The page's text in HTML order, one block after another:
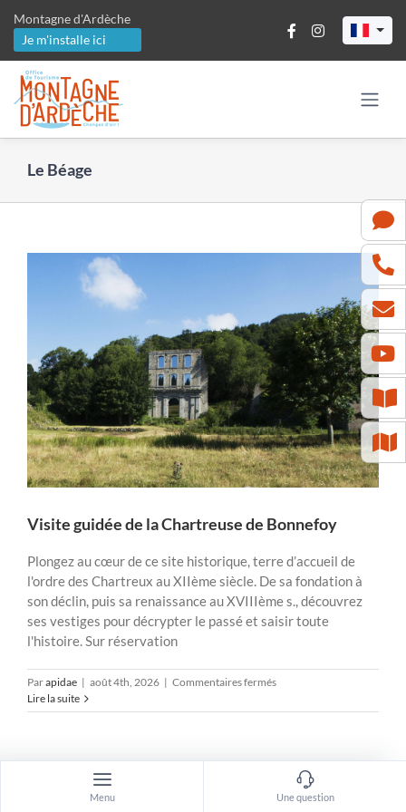
contenu
Montagne d'Ardèche
Je m'installe ici
Le Béage
Visite guidée de la Chartreuse de Bonnefoy
Plongez au cœur de ce site historique, terre d’accueil de
l'ordre des Chartreux au XIIème siècle. De sa fondation à
son déclin, puis sa renaissance au XVIIIème s., découvrez
ses vestiges pour décrypter le passé et saisir toute
l'histoire. Sur réservation
Parapidae | août 4th, 2026 | Commentaires ferméssur
guidée
Chartreuse
Bonnefoy
Lire la suite
Menu Une question